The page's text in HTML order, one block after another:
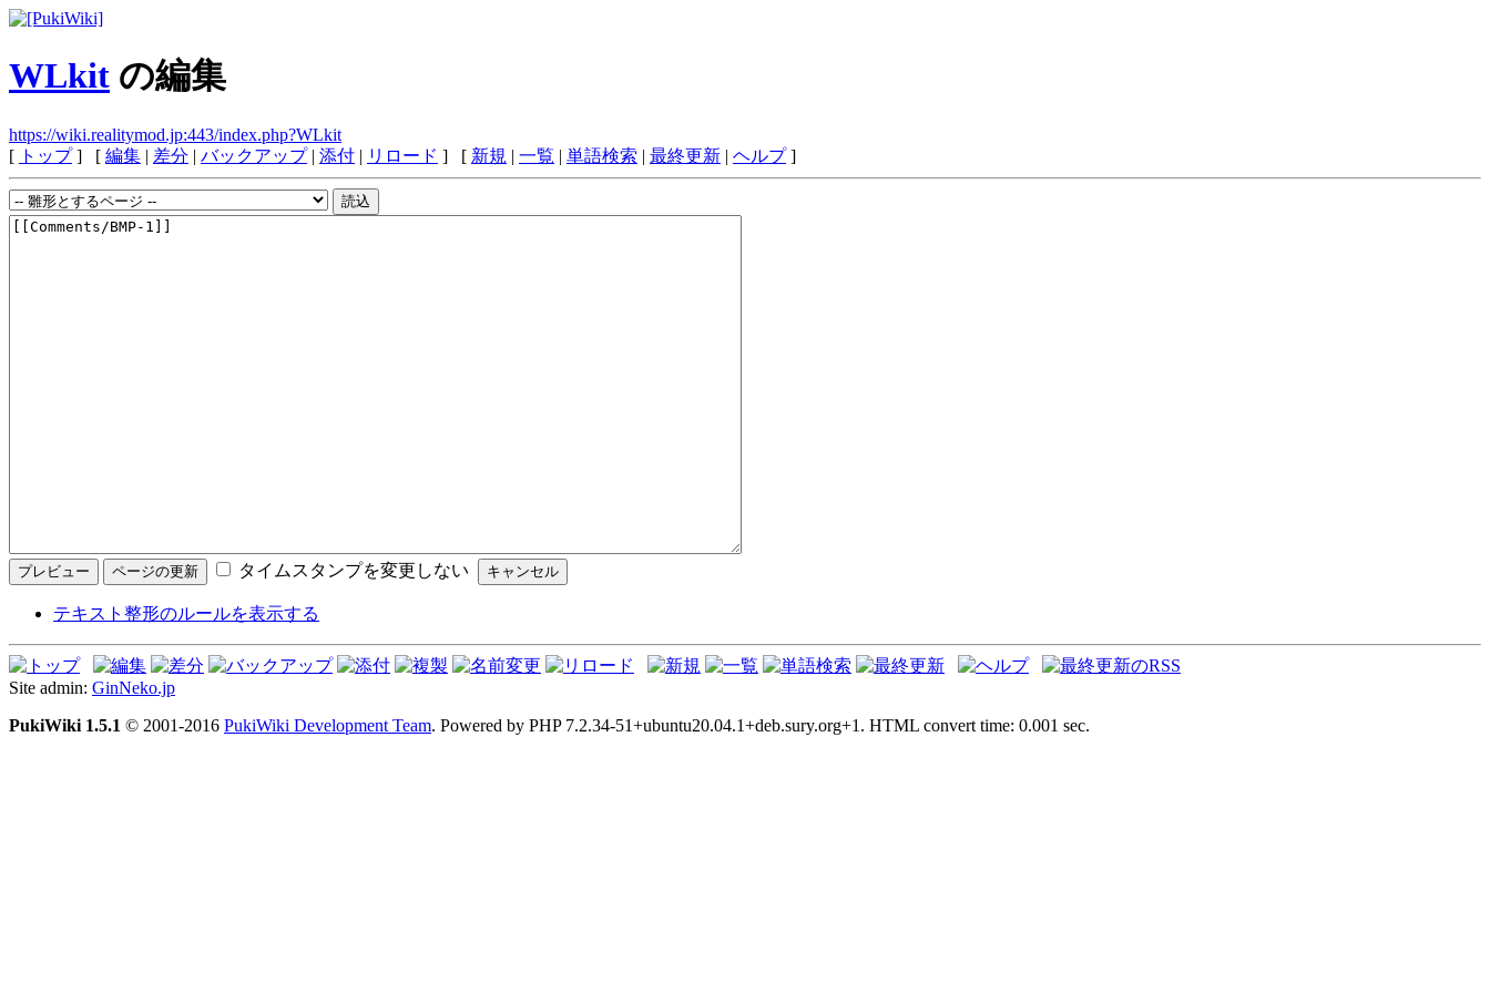
WLkit の編集
https://wiki.realitymod.jp:443/index.php?WLkit
[ トップ] [ 編集 | 差分 | バックアップ| 添付 | リロード ] [ 新規 | 一覧 | 単語検索 | 最終更新 | ヘルプ]
タイムスタンプを変更しない
テキスト整形のルールを表示する
Site admin: GinNeko.jp
PukiWiki 1.5.1 © 2001-2016 PukiWiki Development Team. Powered by PHP 7.2.34-51+ubuntu20.04.1+deb.sury.org+1. HTML convert time: 0.001 sec.